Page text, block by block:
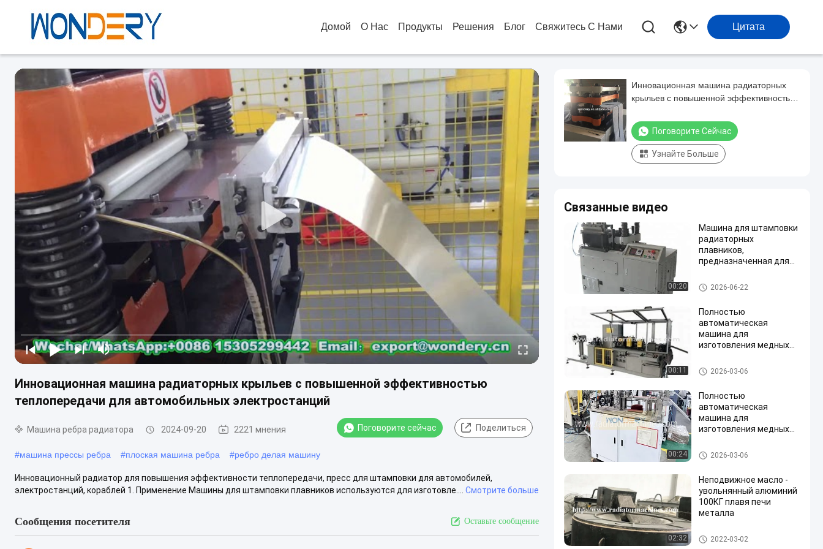
Домой О Нас Продукты Решения Блог Свяжитесь С Нами Цитата
Инновационная машина радиаторных крыльев с повышенной эффективностью
теплопередачи для автомобильных электростанций
Машина ребра радиатора 2024-09-20 2221 мнения Поговорите сейчас Поделиться
#машина прессы ребра #плоская машина ребра #ребро делая машину
Инновационный радиатор для повышения эффективности теплопередачи, пресс для штамповки для автомобилей,
электростанций, кораблей 1. Применение Машины для штамповки плавников используются для изготовле....
Смотрите больше
Сообщения посетителя Оставьте сообщение
Инновационная машина радиаторных
крыльев с повышенной эффективностью
электростанций
Поговорите Сейчас
Узнайте Больше
Связанные видео
00:20
Машина для штамповки
радиаторных
плавников,
предназначенная для
предложения
последовательного
волнообразного
плавника в
производственные
линии
Машина ребра радиатора
2026-06-22
00:11
Полностью
автоматическая
машина для
изготовления медных
фильтрованным и
высушенным сжатым
Машина ребра радиатора
2026-03-06
00:24
Полностью
автоматическая
машина для
изготовления медных
радиаторов.
Машина ребра радиатора
2026-03-06
02:32
Неподвижное масло -
увольнянный алюминий
100КГ плавя печи
металла
печи металла плавя
2022-03-02